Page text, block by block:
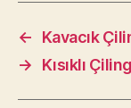
←
Kavacık
→
Kısıklı